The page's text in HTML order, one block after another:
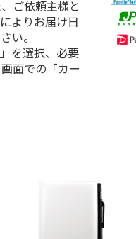
ご依頼主様と
よりお届け日
い。
を選択、必要
面での「カー